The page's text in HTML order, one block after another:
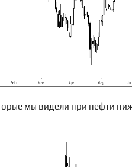
мы видели при нефти